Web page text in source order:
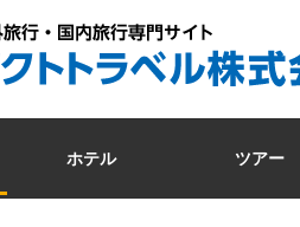
ホテル ツアー